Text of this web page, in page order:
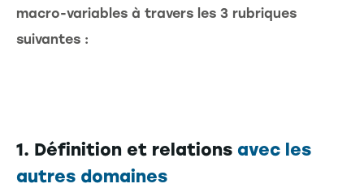
macro-variables à travers les 3 rubriques
suivantes :
1. Définition et relations avec les
autres domaines